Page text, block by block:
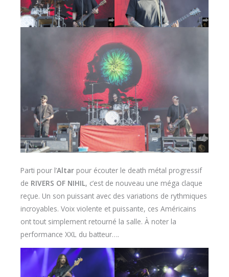
Parti pour l’Altar pour écouter le death métal progressif
de RIVERS OF NIHIL, c’est de nouveau une méga claque
reçue. Un son puissant avec des variations de rythmiques
incroyables. Voix violente et puissante, ces Américains
ont tout simplement retourné la salle. À noter la
performance XXL du batteur….